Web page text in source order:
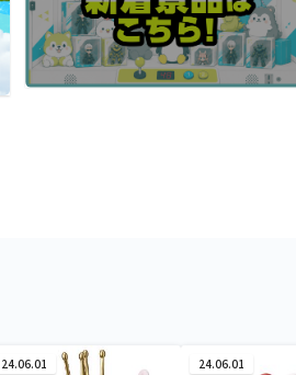
24.06.01 24.06.01